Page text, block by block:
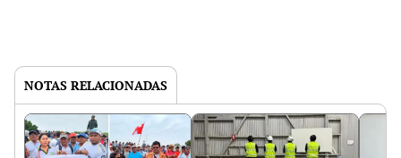
NOTAS RELACIONADAS